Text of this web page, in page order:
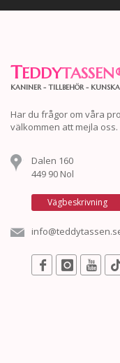
TEDDYTASSEN
KANINER - TILLBEHÖR -
Har du frågor om våra
välkommen att mejla oss.
Dalen 160
449 90 Nol
Vägbeskrivning